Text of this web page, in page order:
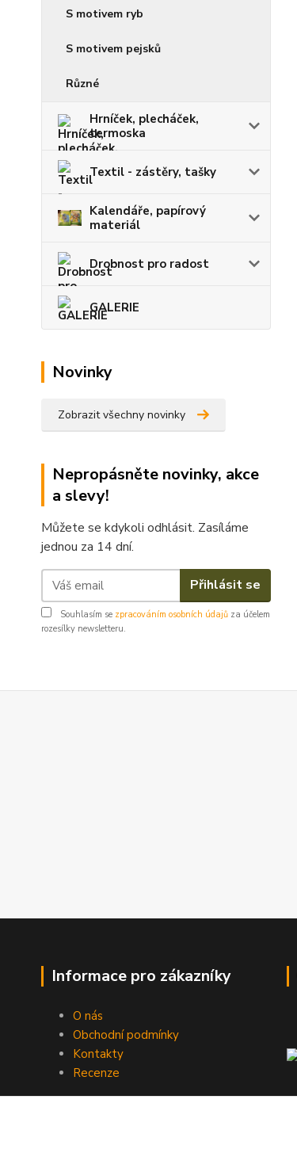
S motivem ryb
S motivem pejsků
Různé
Hrníček, plecháček,
termoska
Textil - zástěry, tašky
Kalendáře, papírový
materiál
Drobnost pro radost
GALERIE
Novinky
Zobrazit všechny novinky
Nepropásněte novinky, akce
a slevy!
Můžete se kdykoli odhlásit. Zasíláme
jednou za 14 dní.
Přihlásit se
Souhlasím se zpracováním osobních údajů za účelem
rozesílky newsletteru.
Informace pro zákazníky
O nás
Obchodní podmínky
Kontakty
Recenze